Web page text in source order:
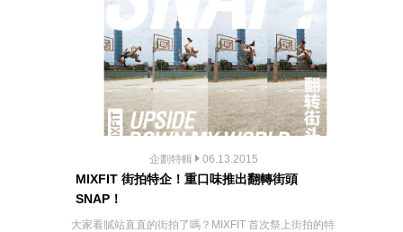
企劃特輯 06.13.2015
MIXFIT 街拍特企！重口味推出翻轉街頭
SNAP！
大家看膩站直直的街拍了嗎？MIXFIT 首次祭上街拍的特